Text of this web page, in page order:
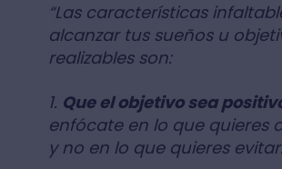
“Las características
alcanzar tus sueños u
realizables son:
1. Que el objetivo sea
enfócate en lo que quieres
y no en lo que quieres evitar.